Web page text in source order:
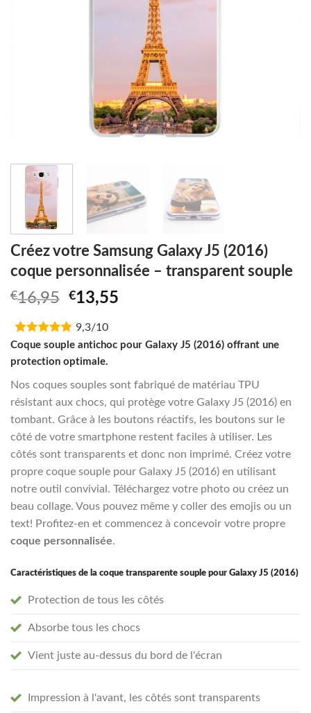
Créez votre Samsung Galaxy J5 (2016)
coque personnalisée – transparent souple
€16,95 Original
was:
€16,95.
€13,55
€13,55.
9,3/10
Coque souple antichoc pour Galaxy J5 (2016) offrant une
protection optimale.
Nos coques souples sont fabriqué de matériau TPU
résistant aux chocs, qui protège votre Galaxy J5 (2016) en
tombant. Grâce à les boutons réactifs, les boutons sur le
côté de votre smartphone restent faciles à utiliser. Les
côtés sont transparents et donc non imprimé. Créez votre
propre coque souple pour Galaxy J5 (2016) en utilisant
notre outil convivial. Téléchargez votre photo ou créez un
beau collage. Vous pouvez même y coller des emojis ou un
text! Profitez-en et commencez à concevoir votre propre
coque personnalisée.
Caractéristiques de la coque transparente souple pour Galaxy J5 (2016)
Protection de tous les côtés
Absorbe tous les chocs
Vient juste au-dessus du bord de l'écran
Impression à l'avant, les côtés sont transparents